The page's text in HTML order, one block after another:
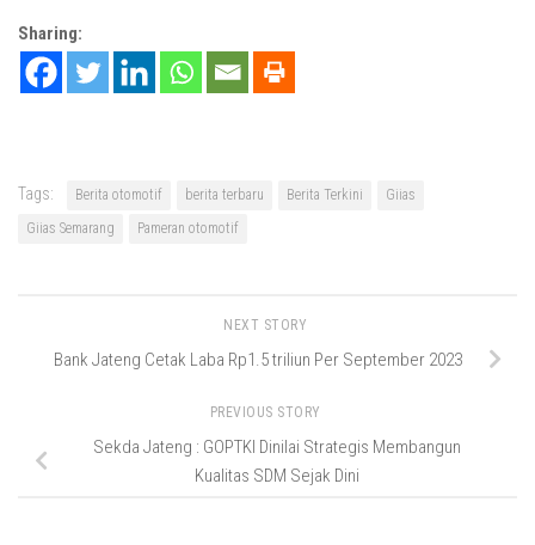
Sharing:
Tags: Berita otomotif berita terbaru Berita Terkini
Giias
Giias Semarang
Pameran otomotif
NEXT STORY
Bank Jateng Cetak Laba Rp1.5 triliun Per September 2023
PREVIOUS STORY
Sekda Jateng : GOPTKI Dinilai Strategis Membangun
Kualitas SDM Sejak Dini